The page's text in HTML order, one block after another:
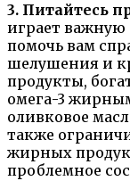
3. Питайтесь
играет важную
помочь вам
шелушения и
продукты,
омега-3
оливковое
также
жирных
проблемное